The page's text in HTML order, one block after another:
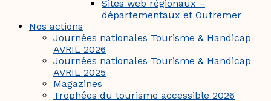
Sites web régionaux –
départementaux et Outremer
Nos actions
Journées nationales Tourisme & Handicap
AVRIL 2026
Journées nationales Tourisme & Handicap
AVRIL 2025
Magazines
Trophées du tourisme accessible 2026